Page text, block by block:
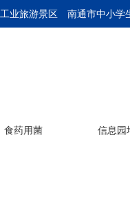
业旅游景区 南通市中小学
食药用菌 信息园